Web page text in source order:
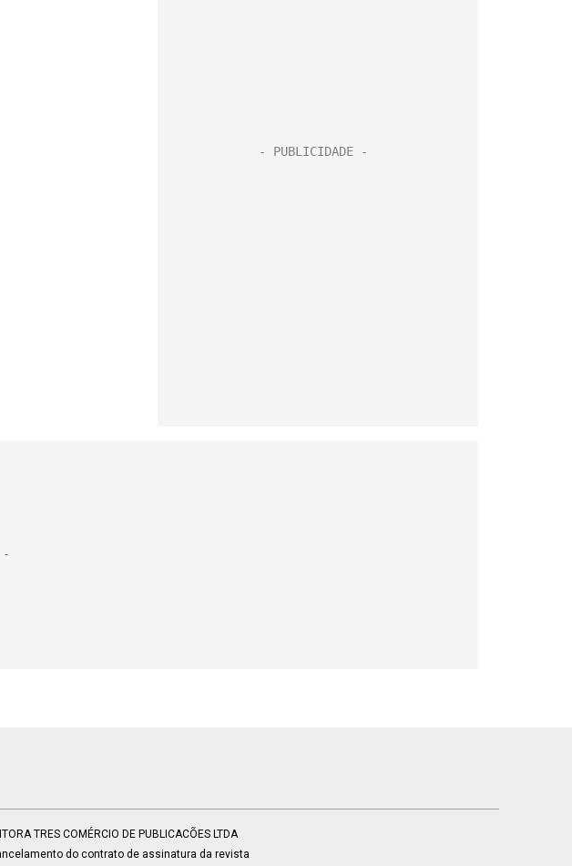
TRES COMÉRCIO DE PUBLICACÕES LTDA
do contrato de assinatura da revista